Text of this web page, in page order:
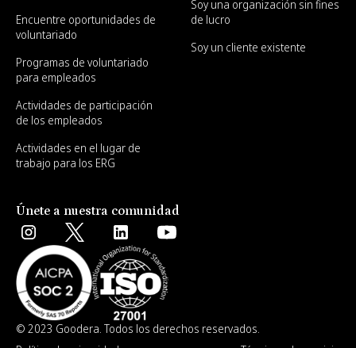
Encuentre oportunidades de
voluntariado
Programas de voluntariado
para empleados
Actividades de participación
de los empleados
Actividades en el lugar de
trabajo para los ERG
Soy una organización sin fines
de lucro
Soy un cliente existente
Únete a nuestra comunidad
© 2023 Goodera. Todos los derechos reservados.